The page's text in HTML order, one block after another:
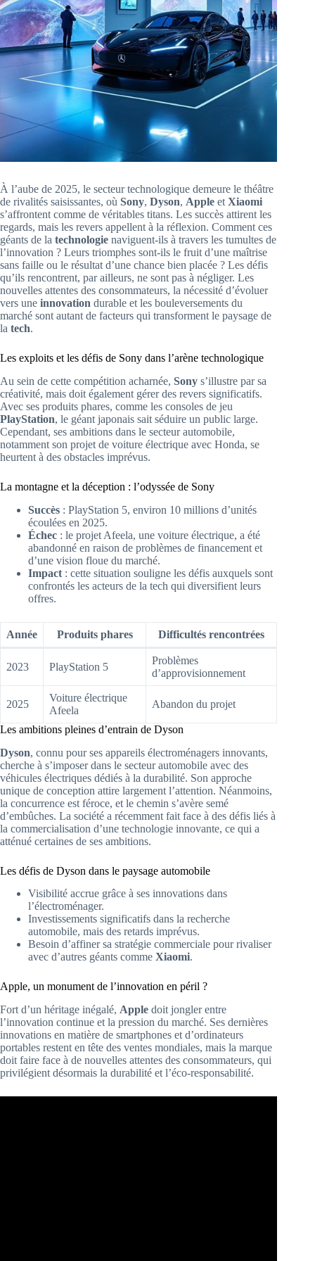
À l’aube de 2025, le secteur technologique demeure le théâtre
de rivalités saisissantes, où Sony, Dyson, Apple et Xiaomi
s’affrontent comme de véritables titans. Les succès attirent les
regards, mais les revers appellent à la réflexion. Comment ces
géants de la technologie naviguent-ils à travers les tumultes de
l’innovation ? Leurs triomphes sont-ils le fruit d’une maîtrise
sans faille ou le résultat d’une chance bien placée ? Les défis
qu’ils rencontrent, par ailleurs, ne sont pas à négliger. Les
nouvelles attentes des consommateurs, la nécessité d’évoluer
vers une innovation durable et les bouleversements du
marché sont autant de facteurs qui transforment le paysage de
la tech.
Les exploits et les défis de Sony dans l’arène technologique
Au sein de cette compétition acharnée, Sony s’illustre par sa
créativité, mais doit également gérer des revers significatifs.
Avec ses produits phares, comme les consoles de jeu
PlayStation, le géant japonais sait séduire un public large.
Cependant, ses ambitions dans le secteur automobile,
notamment son projet de voiture électrique avec Honda, se
heurtent à des obstacles imprévus.
La montagne et la déception : l’odyssée de Sony
Succès : PlayStation 5, environ 10 millions d’unités
écoulées en 2025.
Échec : le projet Afeela, une voiture électrique, a été
abandonné en raison de problèmes de financement et
d’une vision floue du marché.
Impact : cette situation souligne les défis auxquels sont
confrontés les acteurs de la tech qui diversifient leurs
offres.
Année Produits phares Difficultés rencontrées
2023 PlayStation 5
Problèmes
d’approvisionnement
2025
Voiture électrique
Afeela
Abandon du projet
Les ambitions pleines d’entrain de Dyson
Dyson, connu pour ses appareils électroménagers innovants,
cherche à s’imposer dans le secteur automobile avec des
véhicules électriques dédiés à la durabilité. Son approche
unique de conception attire largement l’attention. Néanmoins,
la concurrence est féroce, et le chemin s’avère semé
d’embûches. La société a récemment fait face à des défis liés à
la commercialisation d’une technologie innovante, ce qui a
atténué certaines de ses ambitions.
Les défis de Dyson dans le paysage automobile
Visibilité accrue grâce à ses innovations dans
l’électroménager.
Investissements significatifs dans la recherche
automobile, mais des retards imprévus.
Besoin d’affiner sa stratégie commerciale pour rivaliser
avec d’autres géants comme Xiaomi.
Apple, un monument de l’innovation en péril ?
Fort d’un héritage inégalé, Apple doit jongler entre
l’innovation continue et la pression du marché. Ses dernières
innovations en matière de smartphones et d’ordinateurs
portables restent en tête des ventes mondiales, mais la marque
doit faire face à de nouvelles attentes des consommateurs, qui
privilégient désormais la durabilité et l’éco-responsabilité.